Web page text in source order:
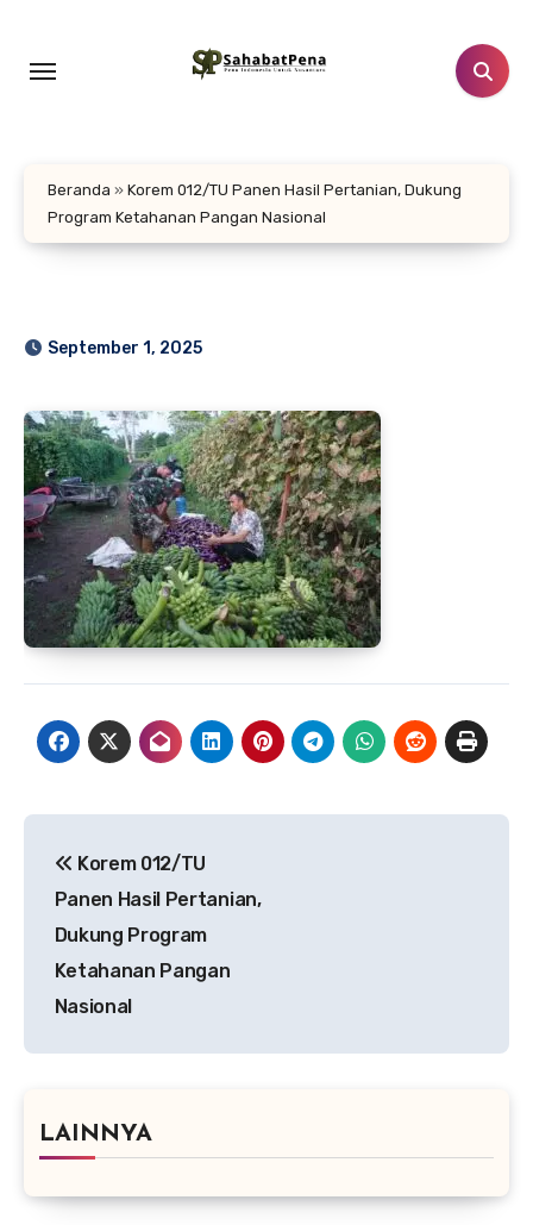
konten
Beranda » Korem 012/TU Panen Hasil Pertanian, Dukung
Program Ketahanan Pangan Nasional
September 1, 2025
pos
Korem 012/TU
Panen Hasil Pertanian,
Dukung Program
Ketahanan Pangan
Nasional
LAINNYA